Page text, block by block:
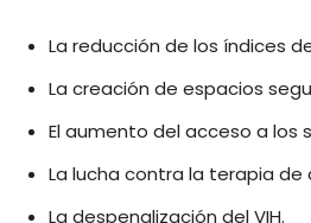
La reducción de los índices
La creación de espacios
El aumento del acceso a los
La lucha contra la terapia de
La despenalización del VIH.